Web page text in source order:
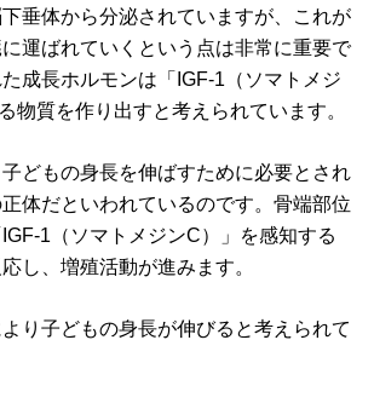
垂体から分泌されていますが、これが
運ばれていくという点は非常に重要で
成長ホルモンは「IGF-1（ソマトメジ
物質を作り出すと考えられています。
どもの身長を伸ばすために必要とされ
体だといわれているのです。骨端部位
1（ソマトメジンC）」を感知する
し、増殖活動が進みます。
り子どもの身長が伸びると考えられて